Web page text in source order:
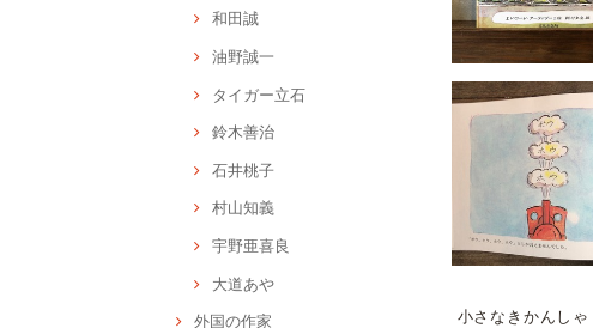
和田誠
油野誠一
タイガー立石
鈴木善治
石井桃子
村山知義
宇野亜喜良
大道あや
外国の作家
小さなきかんしゃ